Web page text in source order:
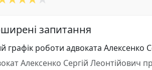
запитання
графік роботи адвоката Алексенко
Алексенко Сергій Леонтійович